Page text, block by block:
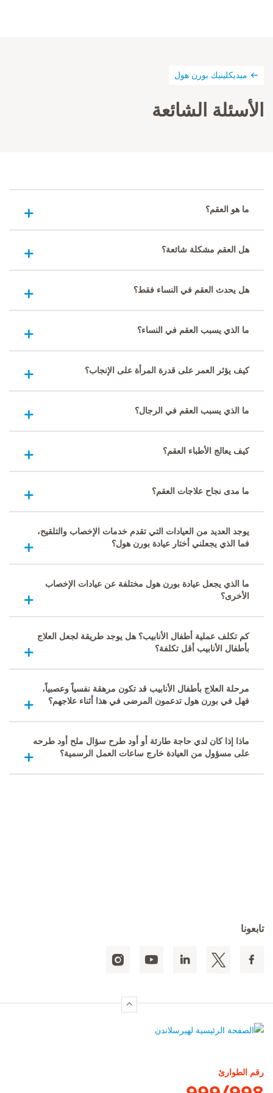
ميديكلينيك بورن هول
الأسئلة الشائعة
ما هو العقم؟
هل العقم مشكلة شائعة؟
هل يحدث العقم في النساء فقط؟
ما الذي يسبب العقم في النساء؟
كيف يؤثر العمر على قدرة المرأة على الإنجاب؟
ما الذي يسبب العقم في الرجال؟
كيف يعالج الأطباء العقم؟
ما مدى نجاح علاجات العقم؟
يوجد العديد من العيادات التي تقدم خدمات الإخصاب والتلقيح،
فما الذي يجعلني أختار عيادة بورن هول؟
ما الذي يجعل عيادة بورن هول مختلفة عن عيادات الإخصاب
الأخرى؟
كم تكلف عملية أطفال الأنابيب؟ هل يوجد طريقة لجعل العلاج
بأطفال الأنابيب أقل تكلفة؟
مرحلة العلاج بأطفال الأنابيب قد تكون مرهقة نفسياً وعصبياً،
فهل في بورن هول تدعمون المرضى في هذا أثناء علاجهم؟
ماذا إذا كان لدي حاجة طارئة أو أود طرح سؤال ملح أود طرحه
على مسؤول من العيادة خارج ساعات العمل الرسمية؟
تابعونا
رقم الطوارئ